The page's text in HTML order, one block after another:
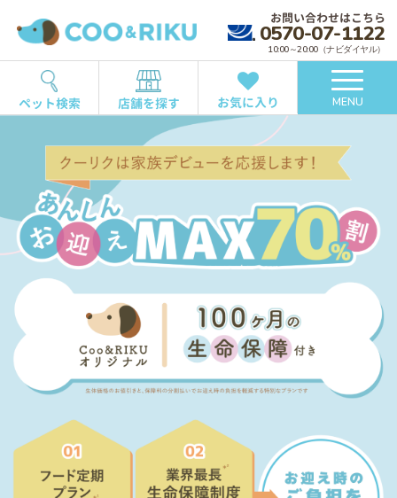
お問い合わせはこちら
0570-07-1122
10:00～20:00（ナビダイヤル）
ペット検索 店舗を探す お気に入り MENU